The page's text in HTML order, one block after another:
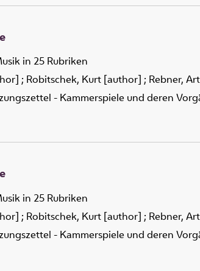
in 25 Rubriken
; Robitschek, Kurt [author] ; Rebner,
- Kammerspiele und deren
in 25 Rubriken
; Robitschek, Kurt [author] ; Rebner,
- Kammerspiele und deren